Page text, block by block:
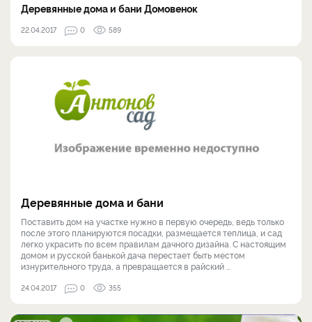
Деревянные дома и бани Домовенок
22.04.2017 0 589
Деревянные дома и бани
Поставить дом на участке нужно в первую очередь, ведь только
после этого планируются посадки, размещается теплица, и сад
легко украсить по всем правилам дачного дизайна. С настоящим
домом и русской банькой дача перестает быть местом
изнурительного труда, а превращается в райский ...
24.04.2017 0 355